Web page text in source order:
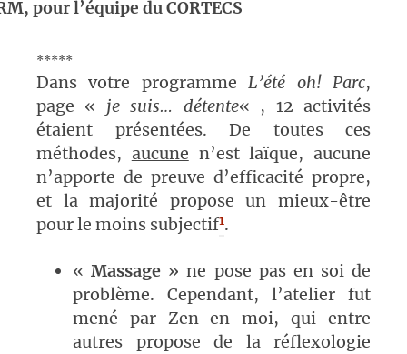
pour l’équipe du CORTECS
*****
Dans votre programmeL’été oh! Parc,
page « je suis… détente« , 12 activités
étaient présentées. De toutes ces
méthodes, aucune n’est laïque, aucune
n’apporte de preuve d’efficacité propre,
et la majorité propose un mieux-être
pour le moins subjectif1.
«Massage » ne pose pas en soi de
problème. Cependant, l’atelier fut
mené par Zen en moi, qui entre
autres propose de la réflexologie